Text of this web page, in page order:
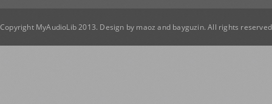
Copyright MyAudioLib 2013. Design by maoz and bayguzin. All rights